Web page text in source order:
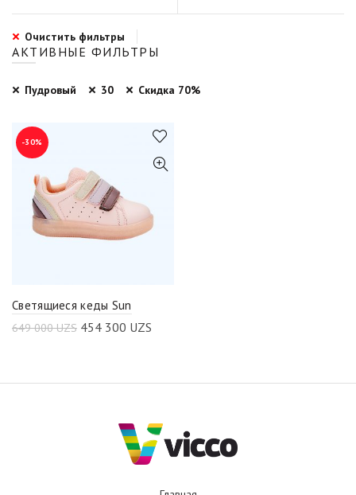
Очистить фильтры
АКТИВНЫЕ ФИЛЬТРЫ
Пудровый 30 Скидка 70%
-30%
Светящиеся кеды Sun
649 000UZS 454 300 UZS